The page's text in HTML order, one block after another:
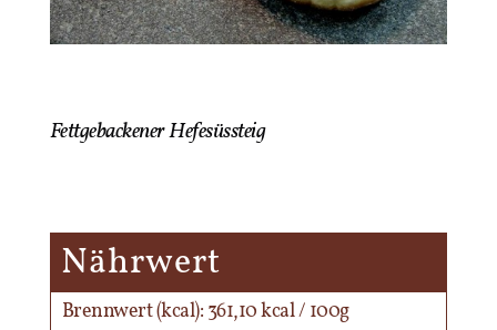
Fettgebackener Hefesüssteig
Nährwert
Brennwert (kcal): 361,10 kcal / 100g